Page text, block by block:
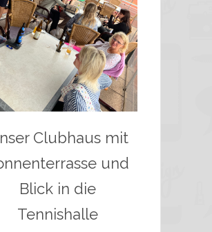
Clubhaus mit
und
Blick in die
Tennishalle